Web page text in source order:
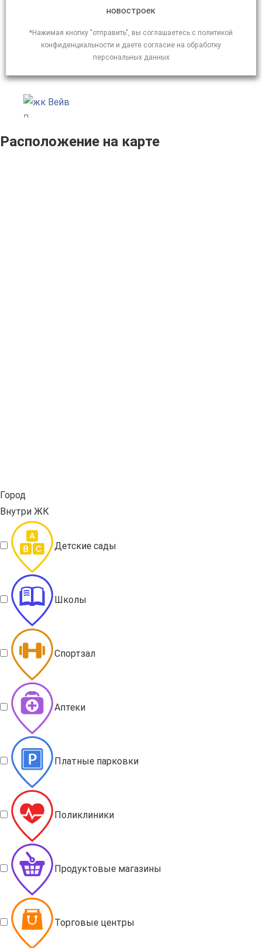
новостроек
*Нажимая кнопку "отправить", вы соглашаетесь с политикой
конфиденциальности и даете согласие на обработку
персональных данных
Расположение на карте
Город
Внутри ЖК
Детские сады
Школы
Спортзал
Аптеки
Платные парковки
Поликлиники
Продуктовые магазины
Торговые центры